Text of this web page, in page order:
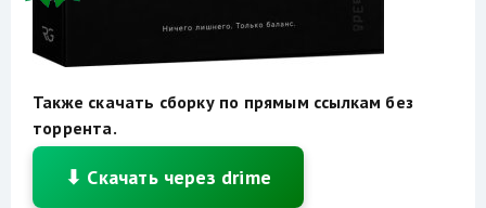
Также скачать сборку по прямым ссылкам без
торрента.
⬇ Скачать через drime